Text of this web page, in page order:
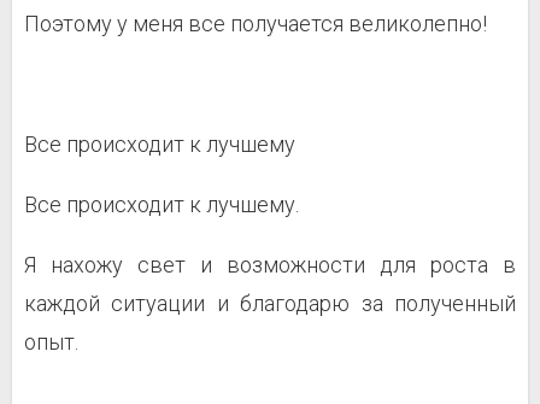
Поэтому у меня все получается великолепно!
Все происходит к лучшему
Все происходит к лучшему.
Я нахожу свет и возможности для роста в
каждой ситуации и благодарю за полученный
опыт.